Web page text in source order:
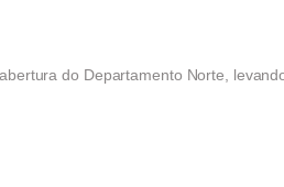
do Departamento Norte,